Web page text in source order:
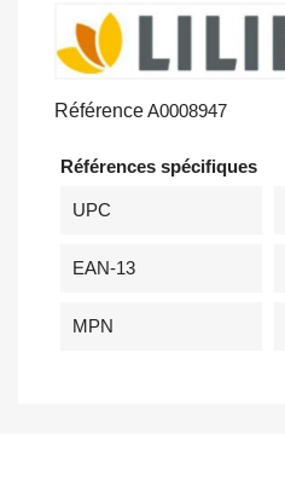
RéférenceA0008947
Références spécifiques
UPC
EAN-13
MPN